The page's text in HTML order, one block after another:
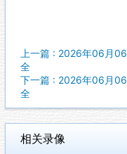
上一篇 : 2026年06月
全
下一篇 : 2026年06月06
全
相关录像